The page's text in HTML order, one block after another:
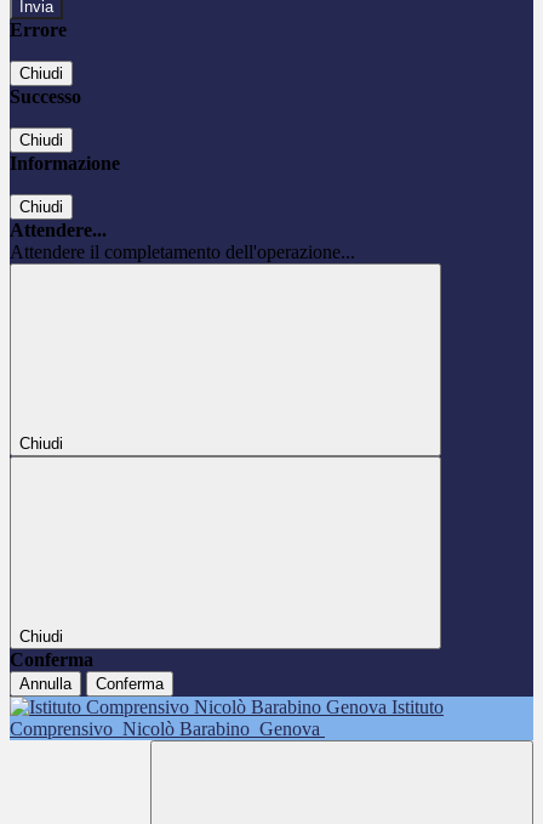
Errore
Chiudi
Successo
Chiudi
Informazione
Chiudi
Attendere...
Attendere il completamento dell'operazione...
Chiudi
Chiudi
Conferma
Annulla Conferma
Istituto
Comprensivo Nicolò Barabino Genova